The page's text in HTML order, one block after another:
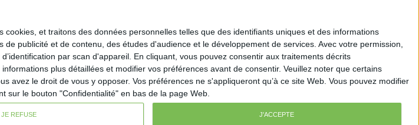
et traitons des données personnelles telles que des identifiants uniques et des informations
publicité et de contenu, des études d'audience et le développement de services. Avec votre permission,
par scan d'appareil. En cliquant, vous pouvez consentir aux traitements décrits
plus détaillées et modifier vos préférences avant de consentir. Veuillez noter que certains
le droit de vous y opposer. Vos préférences ne s'appliqueront qu’à ce site Web. Vous pouvez modifier
le bouton "Confidentialité" en bas de la page Web.
JE REFUSE J'ACCEPTE
Loueur en Meublé
Côté Retraite
Location de bureaux
Examen de Conformité Fiscale